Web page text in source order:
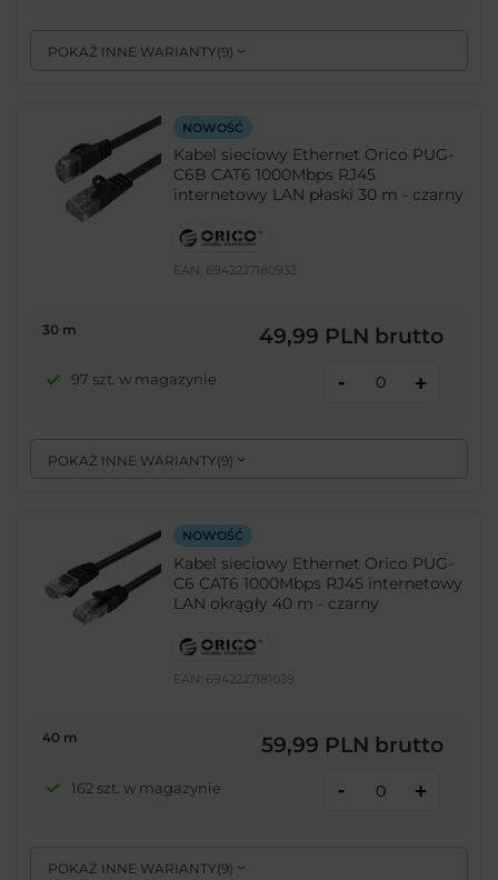
POKAŻ INNE WARIANTY(9)
NOWOŚĆ
Kabel sieciowy Ethernet Orico PUG-
C6B CAT6 1000Mbps RJ45
internetowy LAN płaski 30 m - czarny
EAN: 6942227180933
POKAŻ INNE WARIANTY(9)
30 m 49,99 PLN brutto
97 szt. w magazynie - +
NOWOŚĆ
Kabel sieciowy Ethernet Orico PUG-
C6 CAT6 1000Mbps RJ45 internetowy
LAN okrągły 40 m - czarny
EAN: 6942227181039
POKAŻ INNE WARIANTY(9)
40 m 59,99 PLN brutto
162 szt. w magazynie - +